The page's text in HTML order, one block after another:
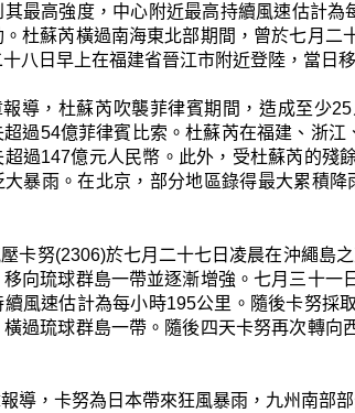
其最高強度，中心附近最高持續風速估計
杜蘇芮橫過南海東北部期間，曾於七月
八日早上在福建省晉江市附近登陸，當日
導，杜蘇芮吹襲菲律賓期間，造成至少
過54億菲律賓比索。杜蘇芮在福建、浙
過147億元人民幣。此外，受杜蘇芮的殘
大暴雨。在北京，部分地區錄得最大累積
卡努(2306)於七月二十七日凌晨在沖繩島
向琉球群島一帶並逐漸增強。七月三十
風速估計為每小時195公里。隨後卡努採
過琉球群島一帶。隨後四天卡努再次轉
導，卡努為日本帶來狂風暴雨，九州南部